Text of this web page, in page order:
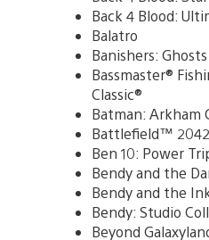
Back 4 Blood:
Balatro
Banishers:
Bassmaster®
Classic®
Batman: Arkham
Battlefield™ 2042
Ben 10: Power
Bendy and the
Bendy and the
Bendy: Studio
Beyond